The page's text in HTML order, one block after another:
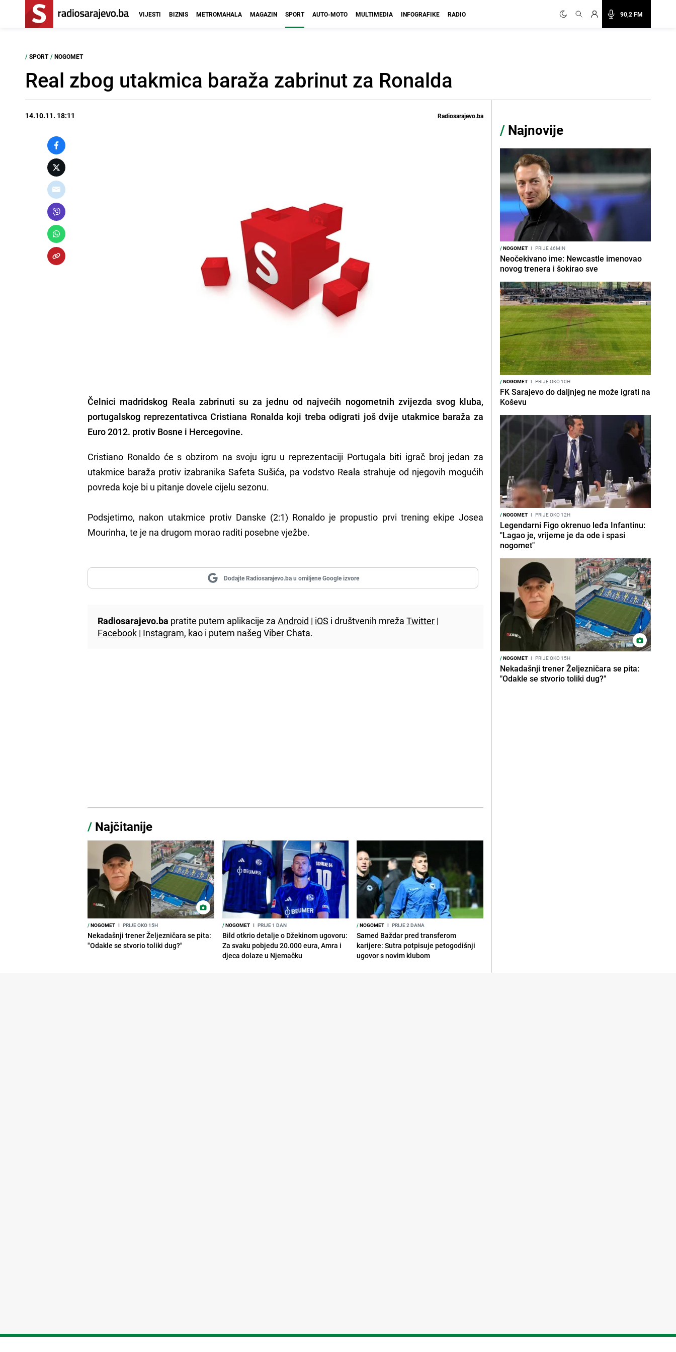
90,2 FM
VIJESTI BIZNIS METROMAHALA MAGAZIN SPORT AUTO-MOTO MULTIMEDIA INFOGRAFIKE RADIO
/ SPORT / NOGOMET
Real zbog utakmica baraža zabrinut za Ronalda
14.10.11. 18:11 Radiosarajevo.ba
Čelnici madridskog Reala zabrinuti su za jednu od najvećih nogometnih zvijezda svog kluba,
portugalskog reprezentativca Cristiana Ronalda koji treba odigrati još dvije utakmice baraža za
Euro 2012. protiv Bosne i Hercegovine.
Cristiano Ronaldo će s obzirom na svoju igru u reprezentaciji Portugala biti igrač broj jedan za
utakmice baraža protiv izabranika Safeta Sušića, pa vodstvo Reala strahuje od njegovih mogućih
povreda koje bi u pitanje dovele cijelu sezonu.
Podsjetimo, nakon utakmice protiv Danske (2:1) Ronaldo je propustio prvi trening ekipe Josea
Mourinha, te je na drugom morao raditi posebne vježbe.
Dodajte Radiosarajevo.ba u omiljene Google izvore
Radiosarajevo.ba pratite putem aplikacije zaAndroid | iOS i društvenih mrežaTwitter |
Facebook | Instagram, kao i putem našegViber Chata.
/ Najčitanije
/NOGOMET I PRIJE OKO 15H
Nekadašnji trener Željezničara se pita:
"Odakle se stvorio toliki dug?"
/NOGOMET I PRIJE 1 DAN
Bild otkrio detalje o Džekinom ugovoru:
Za svaku pobjedu 20.000 eura, Amra i
djeca dolaze u Njemačku
/NOGOMET I PRIJE 2 DANA
Samed Baždar pred transferom
karijere: Sutra potpisuje petogodišnji
ugovor s novim klubom
/ Najnovije
/NOGOMET I PRIJE 46MIN
Neočekivano ime: Newcastle imenovao
novog trenera i šokirao sve
/NOGOMET I PRIJE OKO 10H
FK Sarajevo do daljnjeg ne može igrati na
Koševu
/NOGOMET I PRIJE OKO 12H
Legendarni Figo okrenuo leđa Infantinu:
"Lagao je, vrijeme je da ode i spasi
nogomet"
/NOGOMET I PRIJE OKO 15H
Nekadašnji trener Željezničara se pita:
"Odakle se stvorio toliki dug?"